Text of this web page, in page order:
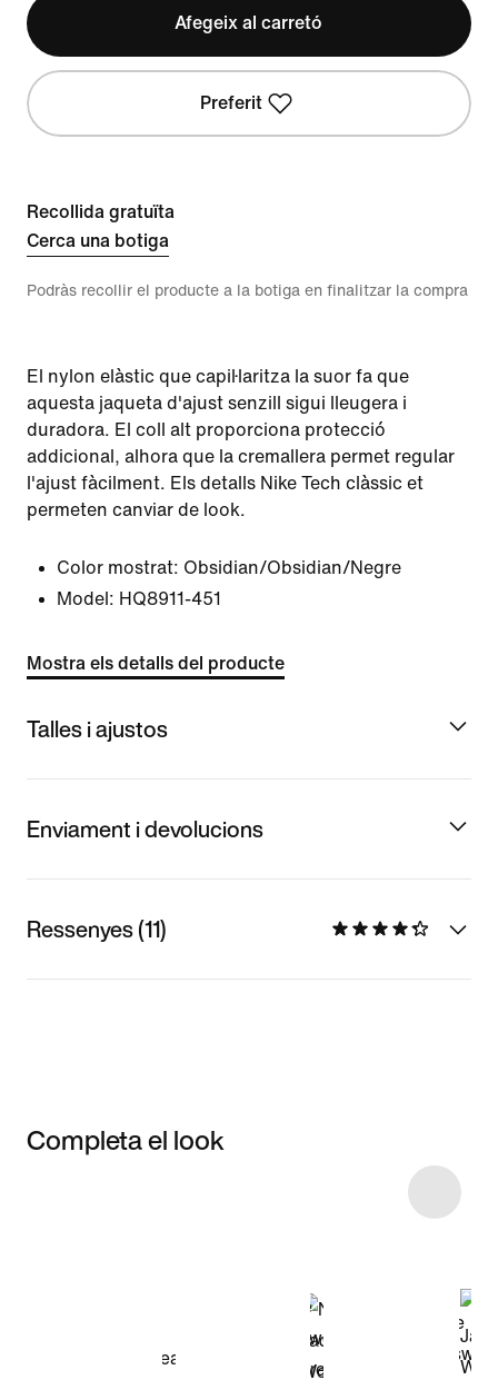
Afegeix al carretó
Preferit
Recollida gratuïta
Cerca una botiga
Podràs recollir el producte a la botiga en finalitzar la compra
El nylon elàstic que capil·laritza la suor fa que
aquesta jaqueta d'ajust senzill sigui lleugera i
duradora. El coll alt proporciona protecció
addicional, alhora que la cremallera permet regular
l'ajust fàcilment. Els detalls Nike Tech clàssic et
permeten canviar de look.
Color mostrat: Obsidian/Obsidian/Negre
Model: HQ8911-451
Mostra els detalls del producte
Talles i ajustos
Enviament i devolucions
Ressenyes (11)
Completa el look